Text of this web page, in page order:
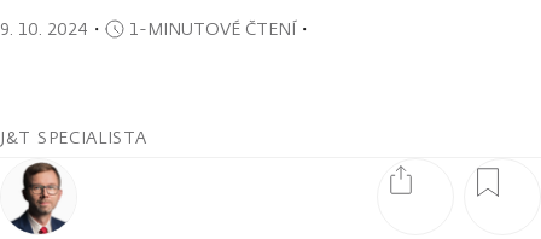
9. 10. 2024 ・ 1-MINUTOVÉ ČTENÍ・
J&T SPECIALISTA